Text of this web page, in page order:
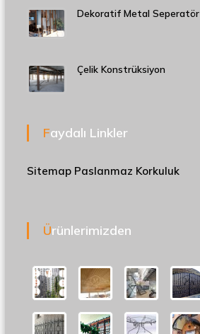
Dekoratif Metal Seperatör
Çelik Konstrüksiyon
Faydalı Linkler
Sitemap Paslanmaz Korkuluk
Ürünlerimizden